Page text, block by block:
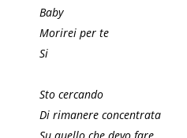
Baby
Morirei per te
Si
Sto cercando
Di rimanere concentrata